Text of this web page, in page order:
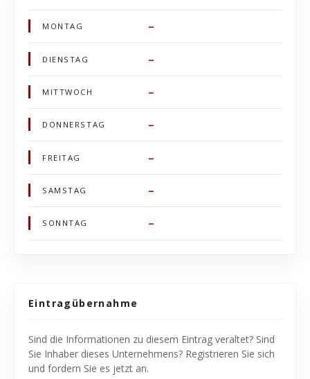
MONTAG –
DIENSTAG –
MITTWOCH –
DONNERSTAG –
FREITAG –
SAMSTAG –
SONNTAG –
Eintragübernahme
Sind die Informationen zu diesem Eintrag veraltet? Sind
Sie Inhaber dieses Unternehmens? Registrieren Sie sich
und fordern Sie es jetzt an.